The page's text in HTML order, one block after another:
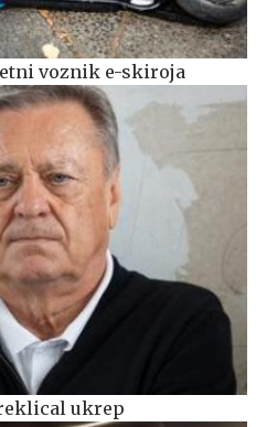
voznik e-skiroja
ukrep